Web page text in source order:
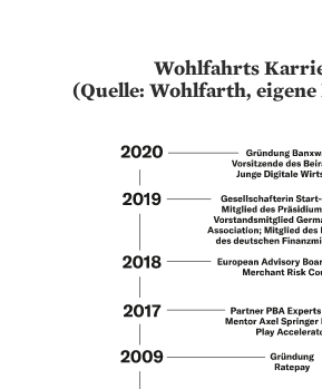
Wohlfahrts
(Quelle: Wohlfarth, eigene